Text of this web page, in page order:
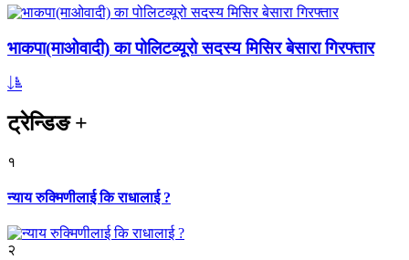
भाकपा(माओवादी) का पोलिटव्यूरो सदस्य मिसिर बेसारा गिरफ्तार
ट्रेन्डिङ+
१
न्याय रुक्मिणीलाई कि राधालाई ?
२